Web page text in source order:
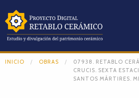
INICIO OBRAS
07938. RETABLO
CRUCIS. SEXTA
SANTOS MÁRTIRES.